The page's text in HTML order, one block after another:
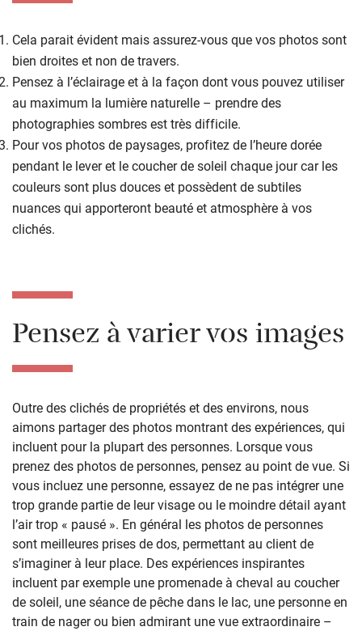
Cela parait évident mais assurez-vous que vos photos sont
bien droites et non de travers.
Pensez à l’éclairage et à la façon dont vous pouvez utiliser
au maximum la lumière naturelle – prendre des
photographies sombres est très difficile.
Pour vos photos de paysages, profitez de l’heure dorée
pendant le lever et le coucher de soleil chaque jour car les
couleurs sont plus douces et possèdent de subtiles
nuances qui apporteront beauté et atmosphère à vos
clichés.
Pensez à varier vos images
Outre des clichés de propriétés et des environs, nous
aimons partager des photos montrant des expériences, qui
incluent pour la plupart des personnes. Lorsque vous
prenez des photos de personnes, pensez au point de vue. Si
vous incluez une personne, essayez de ne pas intégrer une
trop grande partie de leur visage ou le moindre détail ayant
l’air trop « pausé ». En général les photos de personnes
sont meilleures prises de dos, permettant au client de
s’imaginer à leur place. Des expériences inspirantes
incluent par exemple une promenade à cheval au coucher
de soleil, une séance de pêche dans le lac, une personne en
train de nager ou bien admirant une vue extraordinaire –